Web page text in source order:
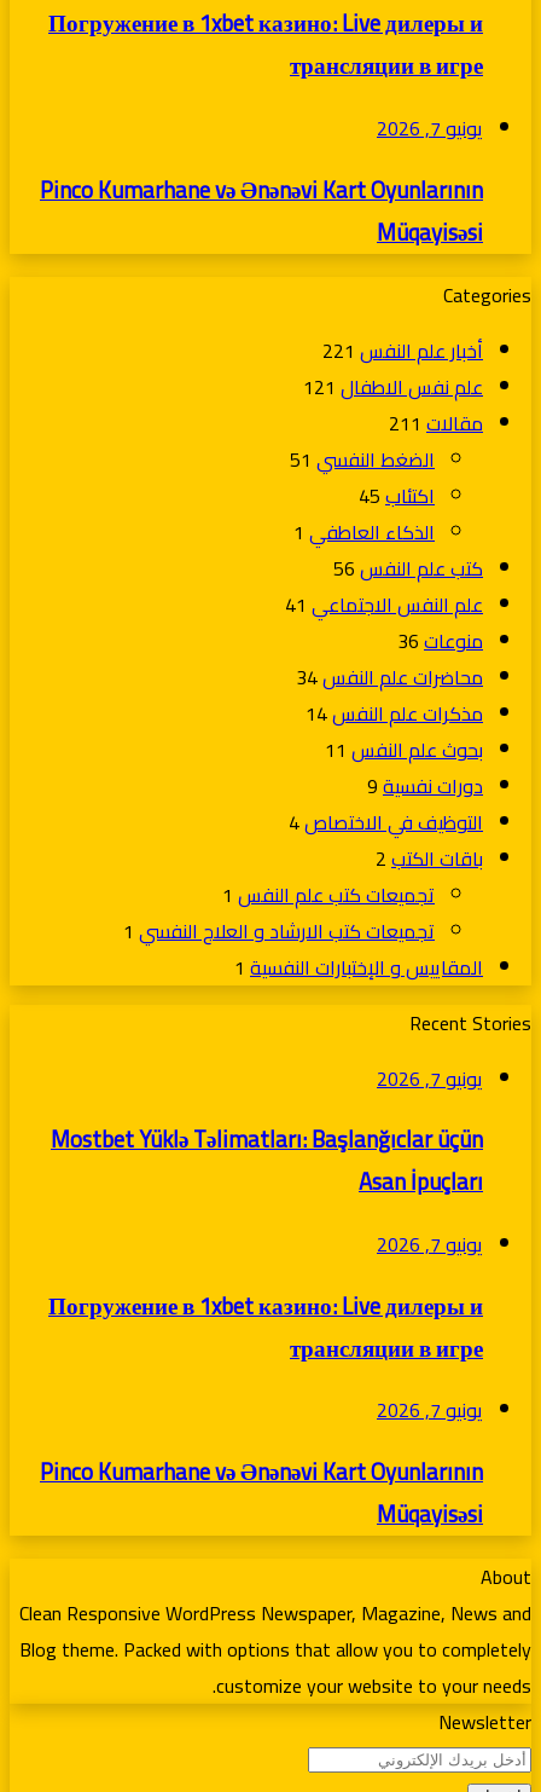
Погружение в 1xbet казино: Live дилеры и
трансляции в игре
يونيو 7, 2026
Pinco Kumarhane və Ənənəvi Kart Oyunlarının
Müqayisəsi
Categories
أخبار علم النفس 221
علم نفس الاطفال 121
مقالات 211
الضغط النفسي 51
اكتئاب45
الذكاء العاطفي 1
كتب علم النفس56
علم النفس الاجتماعي 41
منوعات36
محاضرات علم النفس34
مذكرات علم النفس14
بحوث علم النفس 11
دورات نفسية9
التوظيف في الاختصاص4
باقات الكتب2
تجميعات كتب علم النفس 1
تجميعات كتب الارشاد و العلاج النفسي 1
المقاييس و الإختبارات النفسية 1
Recent Stories
يونيو 7, 2026
Mostbet Yüklə Təlimatları: Başlanğıclar üçün
Asan İpuçları
يونيو 7, 2026
Погружение в 1xbet казино: Live дилеры и
трансляции в игре
يونيو 7, 2026
Pinco Kumarhane və Ənənəvi Kart Oyunlarının
Müqayisəsi
About
Clean Responsive WordPress Newspaper, Magazine, News and
Blog theme. Packed with options that allow you to completely
customize your website to your needs.
Newsletter
أدخل